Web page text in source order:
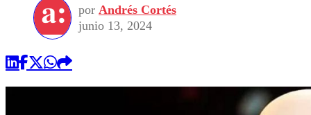
por Andrés Cortés
junio 13, 2024